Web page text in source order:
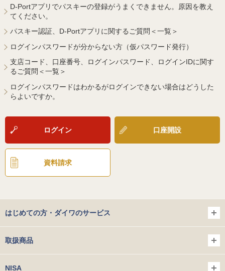
D-Portアプリでパスキーの登録がうまくできません。原因を教え
てください。
パスキー認証、D-Portアプリに関するご質問＜一覧＞
ログインパスワードが分からない方（仮パスワード発行）
支店コード、口座番号、ログインパスワード、ログインIDに関す
るご質問＜一覧＞
ログインパスワードはわかるがログインできない場合はどうした
らよいですか。
ログイン 口座開設
資料請求
はじめての方・ダイワのサービス
取扱商品
NISA